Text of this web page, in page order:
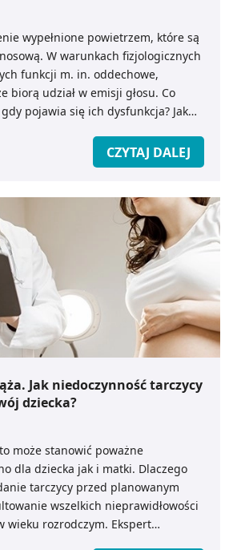
wypełnione powietrzem, które są
W warunkach fizjologicznych
funkcji m. in. oddechowe,
biorą udział w emisji głosu. Co
pojawia się ich dysfunkcja? Jak
CZYTAJ DALEJ
Jak niedoczynność tarczycy
dziecka?
może stanowić poważne
dla dziecka jak i matki. Dlaczego
tarczycy przed planowanym
wszelkich nieprawidłowości
wieku rozrodczym. Ekspert